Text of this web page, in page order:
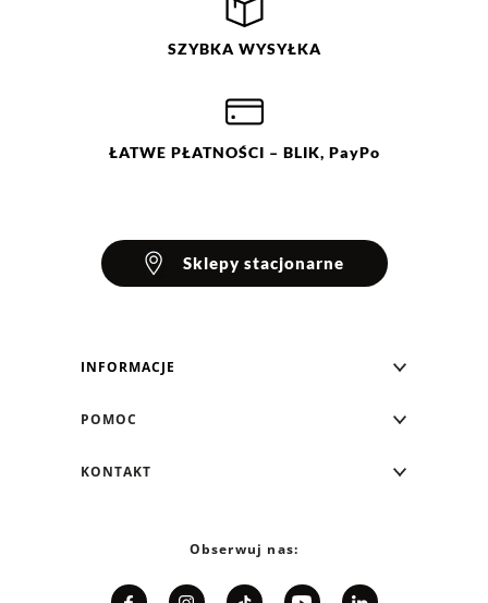
SZYBKA WYSYŁKA
ŁATWE PŁATNOŚCI – BLIK, PayPo
Sklepy stacjonarne
INFORMACJE
Klub Greenpoint
Współpraca
POMOC
KONTAKT
Telefon: 12 287 07 07
Pn. - pt.: 8:00 - 15:00
Obserwuj nas: